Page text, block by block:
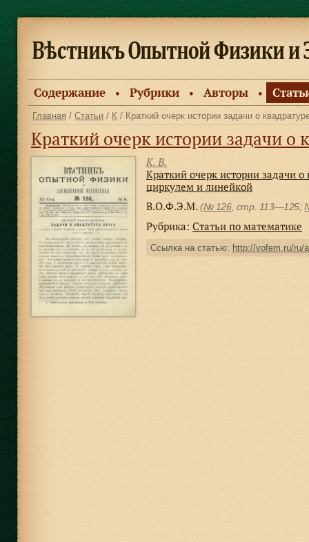
Содержание ● Рубрики ● Авторы ●
Главная / Статьи / К / Краткий очерк истории задачи о
Краткий очерк истории задачи о квадратуре круга в
К. В.
Краткий очерк истории задачи
циркулем и линейкой
В.О.Ф.Э.М. (№ 126, стр. 113—125;
Рубрика: Статьи по математике
Ссылка на статью: http://vofem.ru/ru/